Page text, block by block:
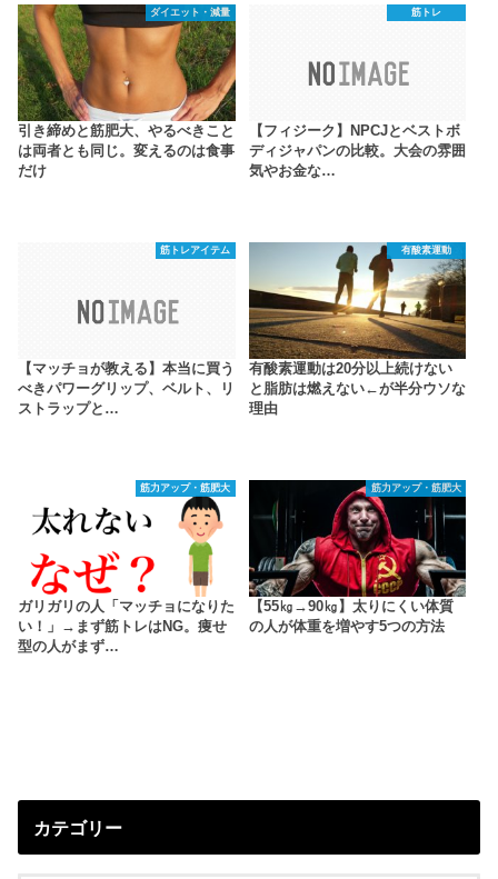
ダイエット・減量
引き締めと筋肥大、やるべきこと
は両者とも同じ。変えるのは食事
だけ
筋トレ
【フィジーク】NPCJとベストボ
ディジャパンの比較。大会の雰囲
気やお金な…
筋トレアイテム
【マッチョが教える】本当に買う
べきパワーグリップ、ベルト、リ
ストラップと…
有酸素運動
有酸素運動は20分以上続けない
と脂肪は燃えない←が半分ウソな
理由
筋力アップ・筋肥大
ガリガリの人「マッチョになりた
い！」→まず筋トレはNG。痩せ
型の人がまず…
筋力アップ・筋肥大
【55㎏→90㎏】太りにくい体質
の人が体重を増やす5つの方法
カテゴリー